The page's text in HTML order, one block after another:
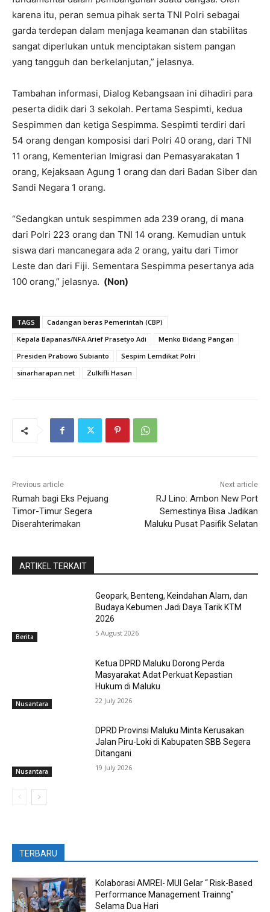
karena itu, peran semua pihak serta TNI Polri sebagai
garda terdepan dalam menjaga keamanan dan stabilitas
sangat diperlukan untuk menciptakan sistem pangan
yang tangguh dan berkelanjutan,” jelasnya.
Tambahan informasi, Dialog Kebangsaan ini dihadiri para
peserta didik dari 3 sekolah. Pertama Sespimti, kedua
Sespimmen dan ketiga Sespimma. Sespimti terdiri dari
54 orang dengan komposisi dari Polri 40 orang, dari TNI
11 orang, Kementerian Imigrasi dan Pemasyarakatan 1
orang, Kejaksaan Agung 1 orang dan dari Badan Siber dan
Sandi Negara 1 orang.
“Sedangkan untuk sespimmen ada 239 orang, di mana
dari Polri 223 orang dan TNI 14 orang. Kemudian untuk
siswa dari mancanegara ada 2 orang, yaitu dari Timor
Leste dan dari Fiji. Sementara Sespimma pesertanya ada
100 orang,” jelasnya. (Non)
TAGS
Cadangan beras Pemerintah (CBP)
Kepala Bapanas/NFA Arief Prasetyo Adi
Menko Bidang Pangan
Presiden Prabowo Subianto
Sespim Lemdikat Polri
sinarharapan.net
Zulkifli Hasan
Previous article
Rumah bagi Eks Pejuang
Timor-Timur Segera
Diserahterimakan
Next article
RJ Lino: Ambon New Port
Semestinya Bisa Jadikan
Maluku Pusat Pasifik Selatan
ARTIKEL TERKAIT
Berita
Geopark, Benteng, Keindahan Alam, dan
Budaya Kebumen Jadi Daya Tarik KTM
2026
5 August 2026
Nusantara
Ketua DPRD Maluku Dorong Perda
Masyarakat Adat Perkuat Kepastian
Hukum di Maluku
22 July 2026
Nusantara
DPRD Provinsi Maluku Minta Kerusakan
Jalan Piru-Loki di Kabupaten SBB Segera
Ditangani
19 July 2026
TERBARU
Kolaborasi AMREI- MUI Gelar “ Risk-Based
Performance Management Trainng”
Selama Dua Hari